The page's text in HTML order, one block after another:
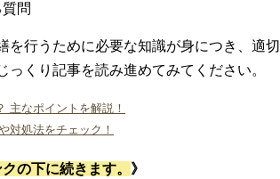
問
を行うために必要な知識が身につき、適切
くり記事を読み進めてみてください。
主なポイントを解説！
対処法をチェック！
の下に続きます。 》